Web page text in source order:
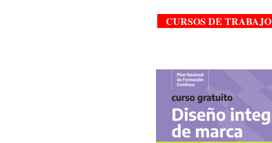
CURSOS DE